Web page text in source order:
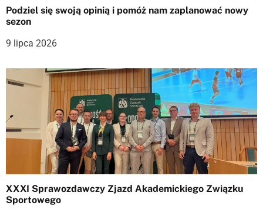
s
Podziel się swoją opinią i pomóż nam zaplanować nowy
sezon
9 lipca 2026
XXXI Sprawozdawczy Zjazd Akademickiego Związku
Sportowego